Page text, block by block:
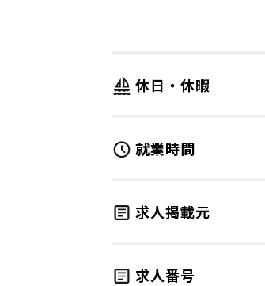
休日・休暇
就業時間
求人掲載元
求人番号